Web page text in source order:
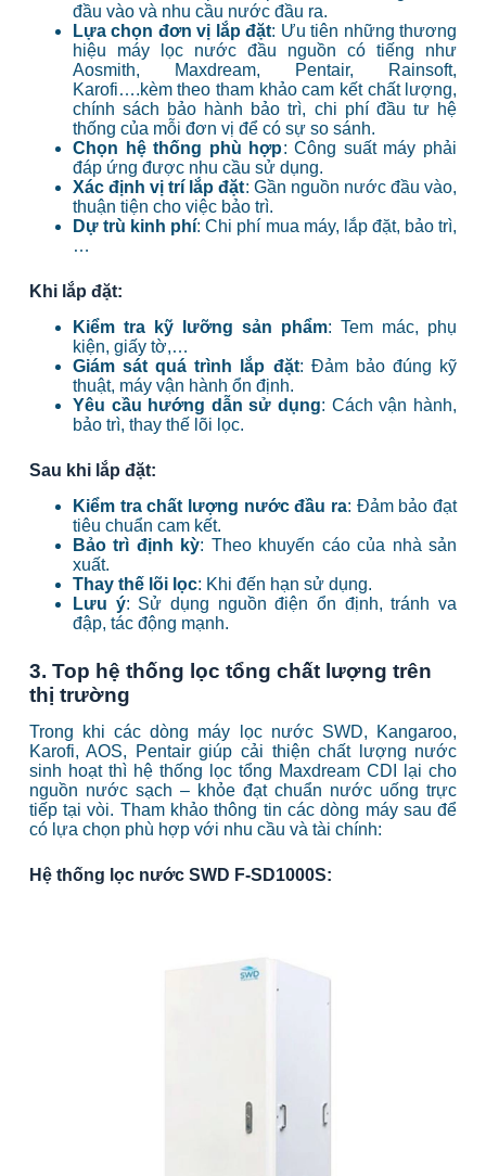
đầu vào và nhu cầu nước đầu ra.
Lựa chọn đơn vị lắp đặt: Ưu tiên những thương
hiệu máy lọc nước đầu nguồn có tiếng như
Aosmith, Maxdream, Pentair, Rainsoft,
Karofi….kèm theo tham khảo cam kết chất lượng,
chính sách bảo hành bảo trì, chi phí đầu tư hệ
thống của mỗi đơn vị để có sự so sánh.
Chọn hệ thống phù hợp: Công suất máy phải
đáp ứng được nhu cầu sử dụng.
Xác định vị trí lắp đặt: Gần nguồn nước đầu vào,
thuận tiện cho việc bảo trì.
Dự trù kinh phí: Chi phí mua máy, lắp đặt, bảo trì,
…
Khi lắp đặt:
Kiểm tra kỹ lưỡng sản phẩm: Tem mác, phụ
kiện, giấy tờ,…
Giám sát quá trình lắp đặt: Đảm bảo đúng kỹ
thuật, máy vận hành ổn định.
Yêu cầu hướng dẫn sử dụng: Cách vận hành,
bảo trì, thay thế lõi lọc.
Sau khi lắp đặt:
Kiểm tra chất lượng nước đầu ra: Đảm bảo đạt
tiêu chuẩn cam kết.
Bảo trì định kỳ: Theo khuyến cáo của nhà sản
xuất.
Thay thế lõi lọc: Khi đến hạn sử dụng.
Lưu ý: Sử dụng nguồn điện ổn định, tránh va
đập, tác động mạnh.
3. Top hệ thống lọc tổng chất lượng trên
thị trường
Trong khi các dòng máy lọc nước SWD, Kangaroo,
Karofi, AOS, Pentair giúp cải thiện chất lượng nước
sinh hoạt thì hệ thống lọc tổng Maxdream CDI lại cho
nguồn nước sạch – khỏe đạt chuẩn nước uống trực
tiếp tại vòi. Tham khảo thông tin các dòng máy sau để
có lựa chọn phù hợp với nhu cầu và tài chính:
Hệ thống lọc nước SWD F-SD1000S: